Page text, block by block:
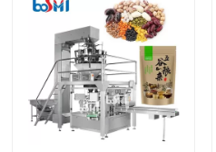
粉末包装機
縦のパッキング機械
顆粒包装機